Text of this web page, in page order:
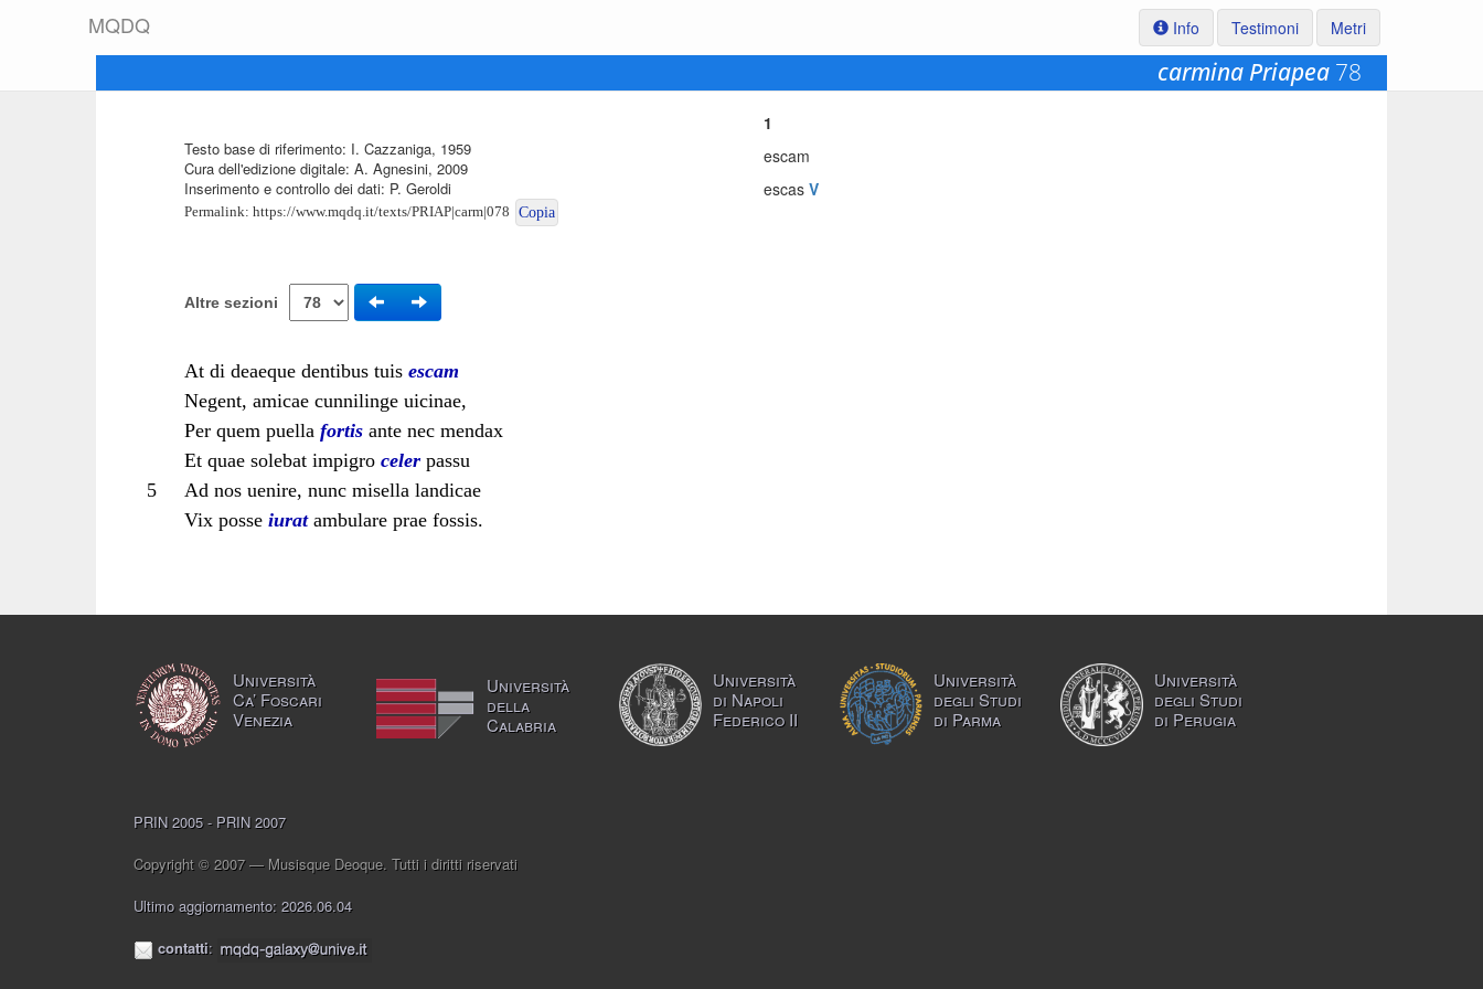
MQDQ Info Testimoni Metri
carmina Priapea78
Testo base di riferimento: I. Cazzaniga, 1959
Cura dell'edizione digitale: A. Agnesini, 2009
Inserimento e controllo dei dati: P. Geroldi
Permalink: https://www.mqdq.it/texts/PRIAP|carm|078 Copia
Altre sezioni
At di deaeque dentibus tuis escam
Negent, amicae cunnilinge uicinae,
Per quem puella fortis ante nec mendax
Et quae solebat impigro celer passu
5
Ad nos uenire, nunc misella landicae
Vix posse iuratambulare prae fossis.
1
escam
escas V
Università
Ca’ Foscari
Venezia
Università
della
Calabria
Università
di Napoli
Federico II
Università
degli Studi
di Parma
Università
degli Studi
di Perugia
PRIN 2005 - PRIN 2007
Copyright © 2007 — Musisque Deoque. Tutti i diritti riservati
Ultimo aggiornamento: 2026.06.04
contatti: